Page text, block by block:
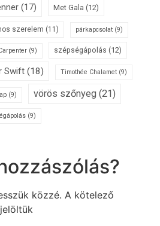
(17) Met Gala (12)
szerelem (11) párkapcsolat (9)
(9) szépségápolás (12)
Swift (18) Timothée Chalamet (9)
(9) vörös szőnyeg (21)
(9)
közzé. A kötelező